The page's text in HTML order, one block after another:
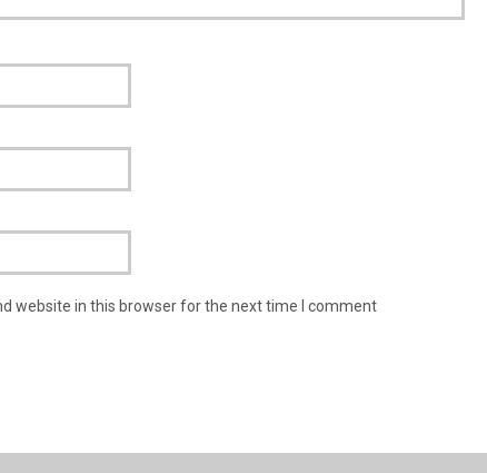
website in this browser for the next time I comment